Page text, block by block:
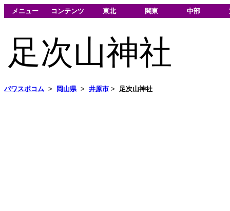
メニュー コンテンツ 東北 関東 中部
足次山神社
パワスポコム > 岡山県> 井原市 > 足次山神社